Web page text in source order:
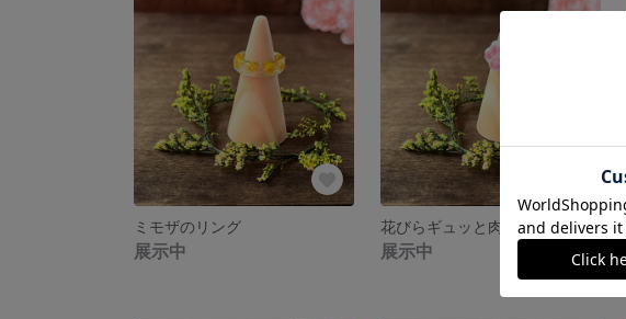
ミモザのリング
展示中
花びらギュッと肉球リング
展示中